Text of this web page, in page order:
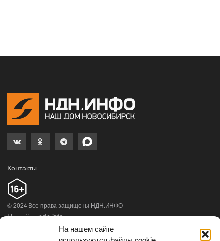
На нашем сайте
Контакты
© 2024 Все права защищены НДН.ИНФО
На сайте ndn.info применяются рекомендательные технологии
(информационные технологии предоставления информации
на основе сбора, систематизации и анализа сведений,